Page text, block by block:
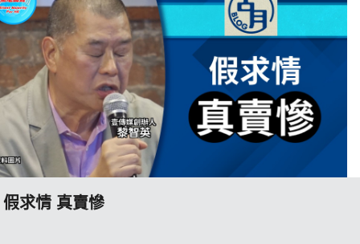
政
策
免
責
聲
明
©
2018
Majority
假求情 真賣慘